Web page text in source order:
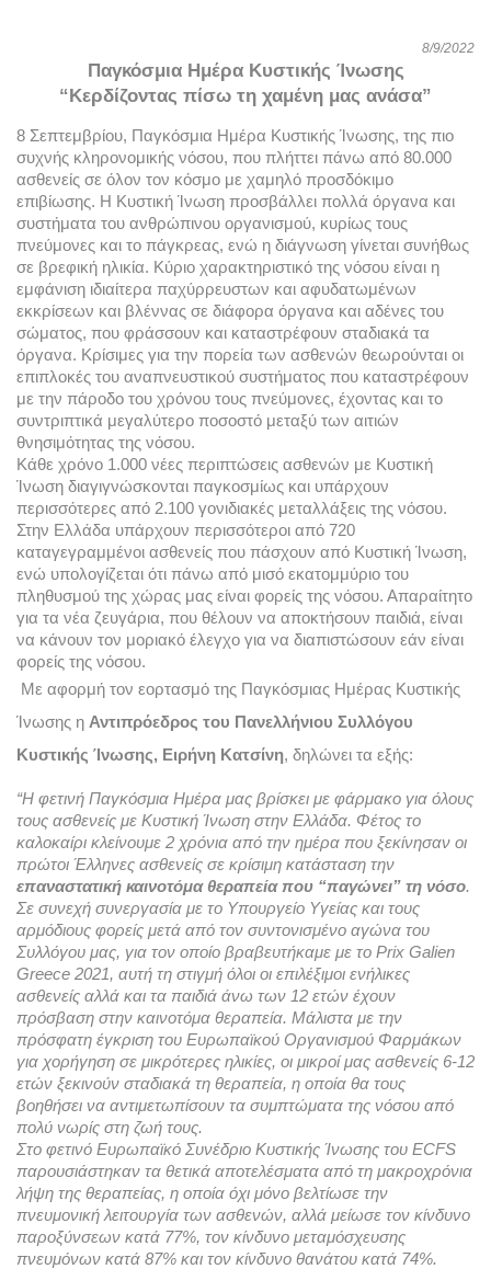
8/9/2022
Παγκόσμια Ημέρα Κυστικής Ίνωσης
“Κερδίζοντας πίσω τη χαμένη μας ανάσα”
8 Σεπτεμβρίου, Παγκόσμια Ημέρα Κυστικής Ίνωσης, της πιο
συχνής κληρονομικής νόσου, που πλήττει πάνω από 80.000
ασθενείς σε όλον τον κόσμο με χαμηλό προσδόκιμο
επιβίωσης. Η Κυστική Ίνωση προσβάλλει πολλά όργανα και
συστήματα του ανθρώπινου οργανισμού, κυρίως τους
πνεύμονες και το πάγκρεας, ενώ η διάγνωση γίνεται συνήθως
σε βρεφική ηλικία. Κύριο χαρακτηριστικό της νόσου είναι η
εμφάνιση ιδιαίτερα παχύρρευστων και αφυδατωμένων
εκκρίσεων και βλέννας σε διάφορα όργανα και αδένες του
σώματος, που φράσσουν και καταστρέφουν σταδιακά τα
όργανα. Κρίσιμες για την πορεία των ασθενών θεωρούνται οι
επιπλοκές του αναπνευστικού συστήματος που καταστρέφουν
με την πάροδο του χρόνου τους πνεύμονες, έχοντας και το
συντριπτικά μεγαλύτερο ποσοστό μεταξύ των αιτιών
θνησιμότητας της νόσου.
Κάθε χρόνο 1.000 νέες περιπτώσεις ασθενών με Κυστική
Ίνωση διαγιγνώσκονται παγκοσμίως και υπάρχουν
περισσότερες από 2.100 γονιδιακές μεταλλάξεις της νόσου.
Στην Ελλάδα υπάρχουν περισσότεροι από 720
καταγεγραμμένοι ασθενείς που πάσχουν από Κυστική Ίνωση,
ενώ υπολογίζεται ότι πάνω από μισό εκατομμύριο του
πληθυσμού της χώρας μας είναι φορείς της νόσου. Απαραίτητο
για τα νέα ζευγάρια, που θέλουν να αποκτήσουν παιδιά, είναι
να κάνουν τον μοριακό έλεγχο για να διαπιστώσουν εάν είναι
φορείς της νόσου.
Με αφορμή τον εορτασμό της Παγκόσμιας Ημέρας Κυστικής
Ίνωσης η Αντιπρόεδρος του Πανελλήνιου Συλλόγου
Κυστικής Ίνωσης, Ειρήνη Κατσίνη, δηλώνει τα εξής:
“Η φετινή Παγκόσμια Ημέρα μας βρίσκει με φάρμακο για όλους
τους ασθενείς με Κυστική Ίνωση στην Ελλάδα. Φέτος το
καλοκαίρι κλείνουμε 2 χρόνια από την ημέρα που ξεκίνησαν οι
επαναστατική καινοτόμα θεραπεία που “παγώνει” τη νόσο.
Σε συνεχή συνεργασία με το Υπουργείο Υγείας και τους
αρμόδιους φορείς μετά από τον συντονισμένο αγώνα του
Συλλόγου μας, για τον οποίο βραβευτήκαμε με το Prix Galien
Greece 2021, αυτή τη στιγμή όλοι οι επιλέξιμοι ενήλικες
ασθενείς αλλά και τα παιδιά άνω των 12 ετών έχουν
πρόσβαση στην καινοτόμα θεραπεία. Μάλιστα με την
πρόσφατη έγκριση του Ευρωπαϊκού Οργανισμού Φαρμάκων
για χορήγηση σε μικρότερες ηλικίες, οι μικροί μας ασθενείς 6-12
ετών ξεκινούν σταδιακά τη θεραπεία, η οποία θα τους
βοηθήσει να αντιμετωπίσουν τα συμπτώματα της νόσου από
πολύ νωρίς στη ζωή τους.
Στο φετινό Ευρωπαϊκό Συνέδριο Κυστικής Ίνωσης του ECFS
παρουσιάστηκαν τα θετικά αποτελέσματα από τη μακροχρόνια
λήψη της θεραπείας, η οποία όχι μόνο βελτίωσε την
πνευμονική λειτουργία των ασθενών, αλλά μείωσε τον κίνδυνο
παροξύνσεων κατά 77%, τον κίνδυνο μεταμόσχευσης
πνευμόνων κατά 87% και τον κίνδυνο θανάτου κατά 74%.